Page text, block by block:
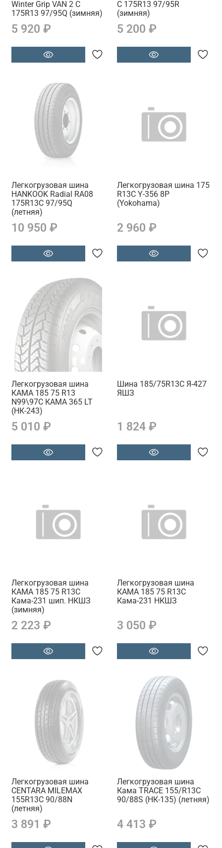
Winter Grip VAN 2 C
175R13 97/95Q (зимняя)
5 920 ₽
C 175R13 97/95R
(зимняя)
5 200 ₽
Легкогрузовая шина
HANKOOK Radial RA08
175R13C 97/95Q
(летняя)
10 950 ₽
Легкогрузовая шина 175
R13C Y-356 8Р
(Yokohama)
2 960 ₽
Легкогрузовая шина
КАМА 185 75 R13
N99\97C КАМА 365 LT
(НК-243)
5 010 ₽
Шина 185/75R13С Я-427
ЯШЗ
1 824 ₽
Легкогрузовая шина
КАМА 185 75 R13С
Кама-231 шип. НКШЗ
(зимняя)
2 223 ₽
Легкогрузовая шина
КАМА 185 75 R13С
Кама-231 НКШЗ
3 050 ₽
Легкогрузовая шина
CENTARA MILEMAX
155R13C 90/88N
(летняя)
3 891 ₽
Легкогрузовая шина
Кама TRACE 155/R13C
90/88S (НК-135) (летняя)
4 413 ₽